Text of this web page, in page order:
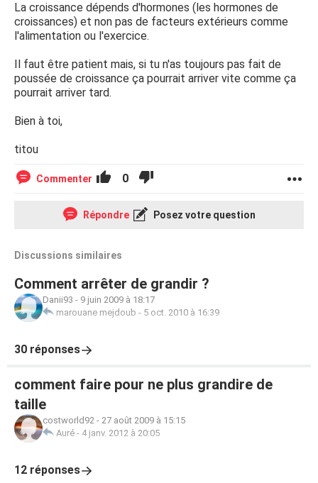
La croissance dépends d'hormones (les hormones de
croissances) et non pas de facteurs extérieurs comme
l'alimentation ou l'exercice.
Il faut être patient mais, si tu n'as toujours pas fait de
poussée de croissance ça pourrait arriver vite comme ça
pourrait arriver tard.
Bien à toi,
titou
Commenter 0
Répondre Posez votre question
Discussions similaires
Comment arrêter de grandir ?
Danii93 - 9 juin 2009 à 18:17
marouane mejdoub - 5 oct. 2010 à 16:39
30 réponses
comment faire pour ne plus grandire de
taille
costworld92 - 27 août 2009 à 15:15
Auré - 4 janv. 2012 à 20:05
12 réponses